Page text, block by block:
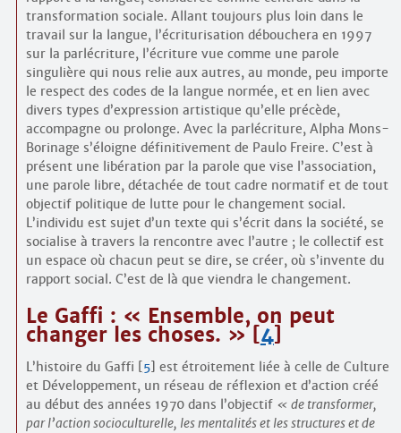
transformation sociale. Allant toujours plus loin dans le
travail sur la langue, l’écriturisation débouchera en 1997
sur la parlécriture, l’écriture vue comme une parole
singulière qui nous relie aux autres, au monde, peu importe
le respect des codes de la langue normée, et en lien avec
divers types d’expression artistique qu’elle précède,
accompagne ou prolonge. Avec la parlécriture, Alpha Mons-
Borinage s’éloigne définitivement de Paulo Freire. C’est à
présent une libération par la parole que vise l’association,
une parole libre, détachée de tout cadre normatif et de tout
objectif politique de lutte pour le changement social.
L’individu est sujet d’un texte qui s’écrit dans la société, se
socialise à travers la rencontre avec l’autre ; le collectif est
un espace où chacun peut se dire, se créer, où s’invente du
rapport social. C’est de là que viendra le changement.
Le Gaffi : « Ensemble, on peut
changer les choses. »[ 4]
L’histoire du Gaffi [5] est étroitement liée à celle de Culture
et Développement, un réseau de réflexion et d’action créé
au début des années 1970 dans l’objectif
de transformer,
par l’action socioculturelle, les mentalités et les structures et de